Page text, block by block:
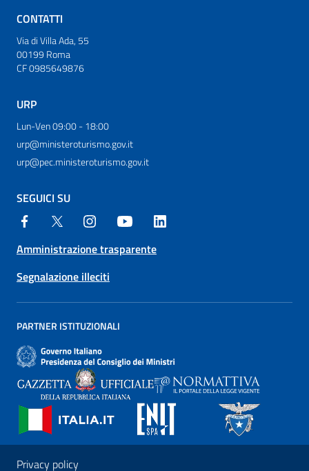
CONTATTI
Via di Villa Ada, 55
00199 Roma
CF 0985649876
URP
Lun-Ven 09:00 - 18:00
urp@ministeroturismo.gov.it
urp@pec.ministeroturismo.gov.it
SEGUICI SU
Amministrazione trasparente
Segnalazione illeciti
PARTNER ISTITUZIONALI
Privacy policy